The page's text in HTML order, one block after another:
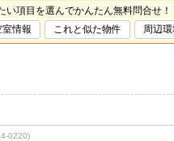
い項目を選んでかんたん無料問合せ！
室情報 これと似た物件 周辺環
0220)